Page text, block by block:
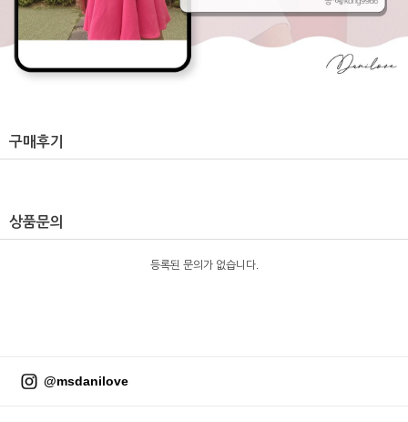
구매후기
상품문의
등록된 문의가 없습니다.
@msdanilove